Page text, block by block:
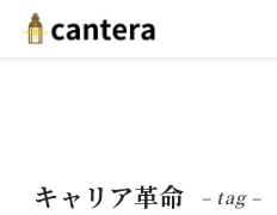
キャリア革命 – tag –